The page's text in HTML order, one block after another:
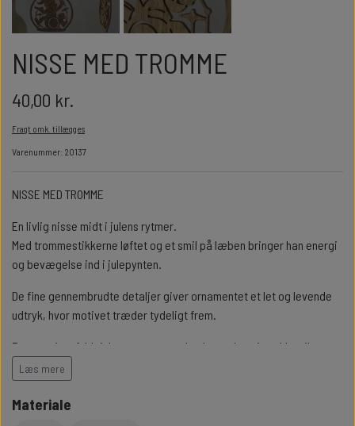
GULDBRYLLUP 50 ÅR
ALLE SKILTE
ALLE SMYKKER
NISSE MED TROMME
40,00 kr.
Fragt omk. tillægges
Varenummer: 20137
NISSE MED TROMME
En livlig nisse midt i julens rytmer.
Med trommestikkerne løftet og et smil på læben bringer han energi
og bevægelse ind i julepynten.
De fine gennembrudte detaljer giver ornamentet et let og levende
udtryk, hvor motivet træder tydeligt frem.
Et stemningsfuldt juleornament med et legende twist – klar til at
sætte tempo på julen.
Design: Heidi Sandager – 2025
Læs mere
Materiale